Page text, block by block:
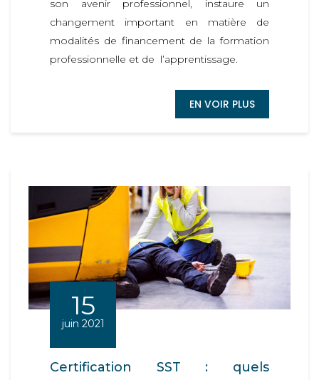
son avenir professionnel, instaure un
changement important en matière de
modalités de financement de la formation
professionnelle et de l’apprentissage.
EN VOIR PLUS
15
juin 2021
Certification SST : quels